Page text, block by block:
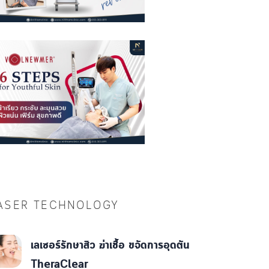
TECHNOLOGY
เลเซอร์รักษาสิว ฆ่าเชื้อ ขจัดการอุดตัน
TheraClear